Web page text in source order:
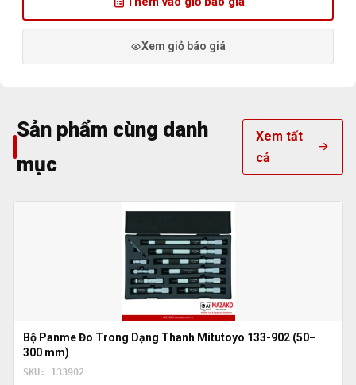
Xem giỏ báo giá
Sản phẩm cùng danh
mục
Xem tất
cả
Bộ Panme Đo Trong Dạng Thanh Mitutoyo 133-902 (50–
300 mm)
SKU: 133902